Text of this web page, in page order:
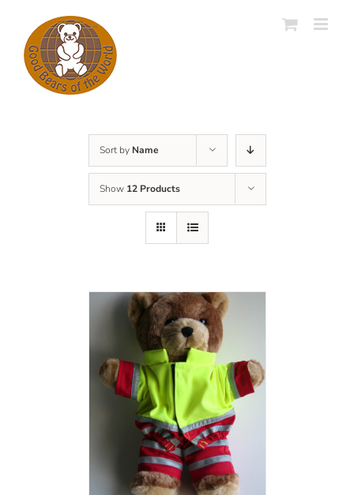
content
Sort by Name
Show 12 Products